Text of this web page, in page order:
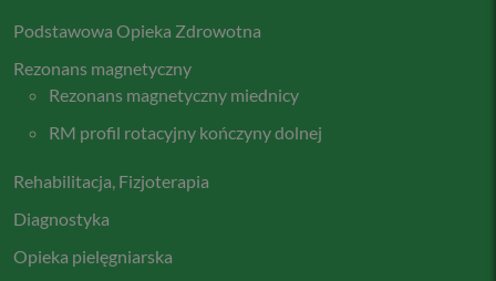
Podstawowa Opieka Zdrowotna
Rezonans magnetyczny
Rezonans magnetyczny miednicy
RM profil rotacyjny kończyny dolnej
Rehabilitacja, Fizjoterapia
Diagnostyka
Opieka pielęgniarska